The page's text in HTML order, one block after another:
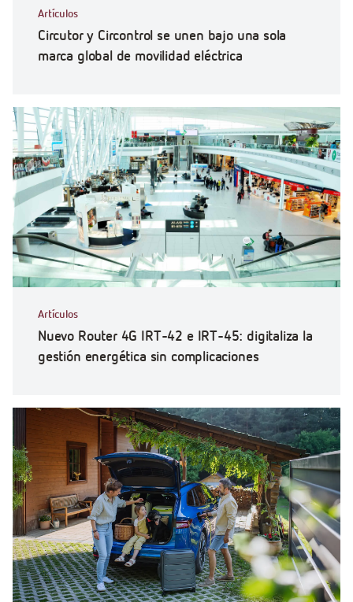
Artículos
Circutor y Circontrol se unen bajo una sola
marca global de movilidad eléctrica
Artículos
Nuevo Router 4G IRT-42 e IRT-45: digitaliza la
gestión energética sin complicaciones